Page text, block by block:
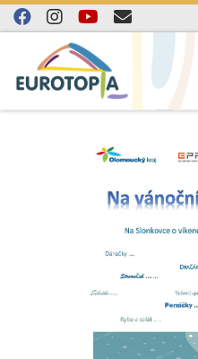
Skip to content